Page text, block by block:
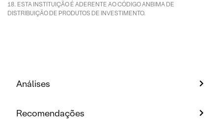
ESTA INSTITUIÇÃO É ADERENTE AO CÓDIGO ANBIMA DE
DISTRIBUIÇÃO DE PRODUTOS DE INVESTIMENTO.
Análises
Recomendações